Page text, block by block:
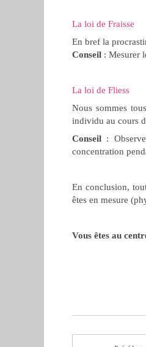
La loi de Fraisse
En bref la
Conseil : Mesurer
La loi de Fliess
Nous sommes
individu au cours
Conseil :
concentration
En conclusion,
êtes en mesure
Vous êtes au